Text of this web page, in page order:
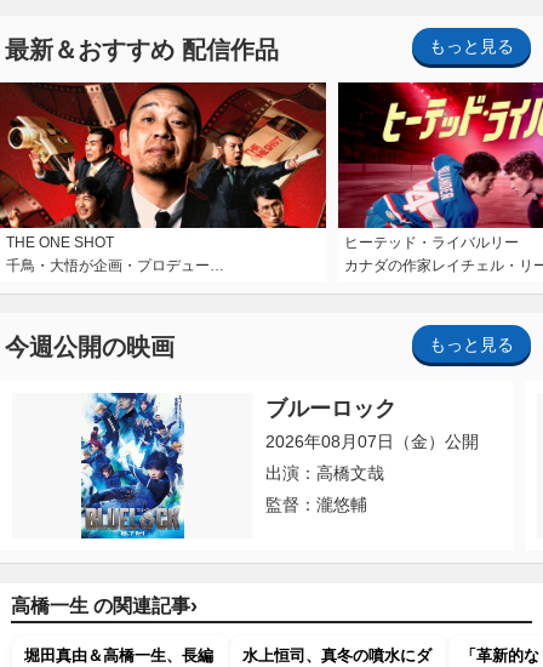
最新＆おすすめ 配信作品 もっと見る
THE ONE SHOT
千鳥・大悟が企画・プロデュー…
ヒーテッド・ライバルリー
カナダの作家レイチェル・リ
今週公開の映画 もっと見る
ブルーロック
2026年08月07日（金）公開
出演：高橋文哉
監督：瀧悠輔
高橋一生 の関連記事›
堀田真由＆高橋一生、長編
水上恒司、真冬の噴水にダ
「革新的